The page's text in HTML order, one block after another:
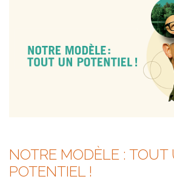
NOTRE MODÈLE : TOUT
POTENTIEL !